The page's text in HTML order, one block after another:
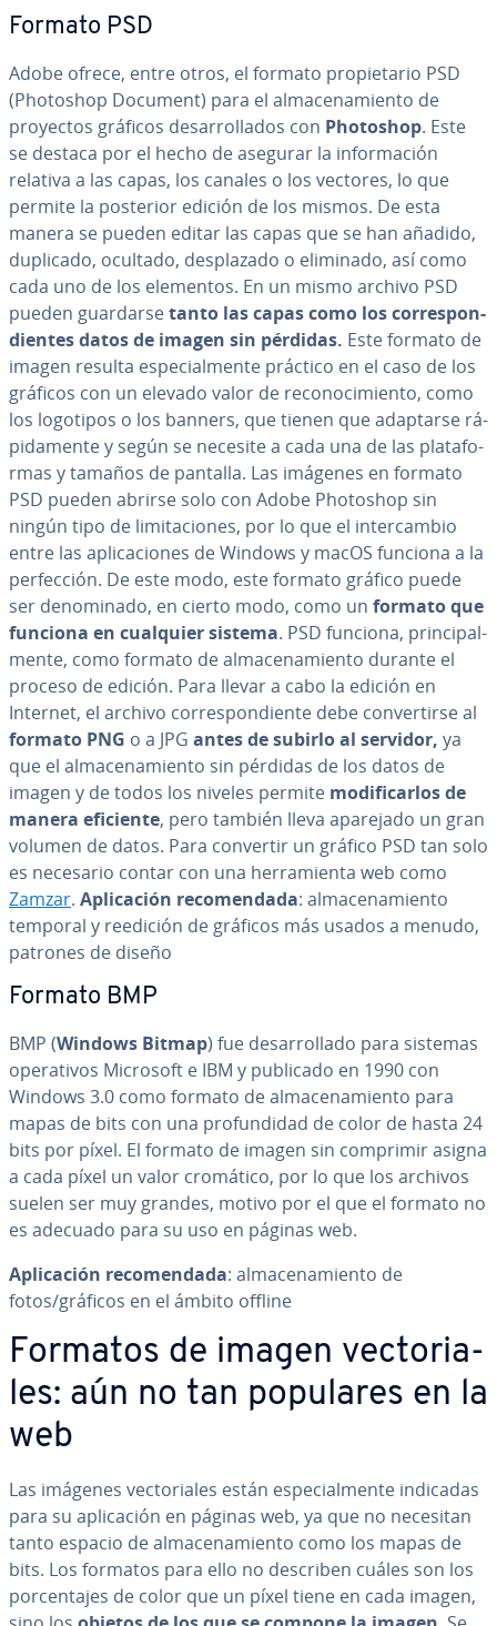
Formato PSD
Adobe ofrece, entre otros, el formato pro­pie­ta­rio PSD
(Photoshop Document) para el al­ma­ce­na­mie­n­to de
proyectos gráficos de­sa­rro­lla­dos con Photoshop. Este
se destaca por el hecho de asegurar la in­fo­r­ma­ción
relativa a las capas, los canales o los vectores, lo que
permite la posterior edición de los mismos. De esta
manera se pueden editar las capas que se han añadido,
duplicado, ocultado, de­s­pla­za­do o eliminado, así como
cada uno de los elementos. En un mismo archivo PSD
pueden guardarsetanto las capas como los co­rre­s­po­n­
die­n­tes datos de imagen sin pérdidas. Este formato de
imagen resulta es­pe­cia­l­me­n­te práctico en el caso de los
gráficos con un elevado valor de re­co­no­ci­mie­n­to, como
los logotipos o los banners, que tienen que adaptarse rá­
pi­da­me­n­te y según se necesite a cada una de las pla­ta­fo­
r­mas y tamaños de pantalla. Las imágenes en formato
PSD pueden abrirse solo con Adobe Photoshop sin
ningún tipo de li­mi­ta­cio­nes, por lo que el in­te­r­ca­m­bio
entre las apli­ca­cio­nes de Windows y macOS funciona a la
pe­r­fe­c­ción. De este modo, este formato gráfico puede
ser de­no­mi­na­do, en cierto modo, como un formato que
funciona en cualquier sistema. PSD funciona, pri­n­ci­pa­l­
me­n­te, como formato de al­ma­ce­na­mie­n­to durante el
proceso de edición. Para llevar a cabo la edición en
Internet, el archivo co­rre­s­po­n­die­n­te debe co­n­ve­r­ti­r­se al
formato PNG o a JPG antes de subirlo al servidor, ya
que el al­ma­ce­na­mie­n­to sin pérdidas de los datos de
imagen y de todos los niveles permite mo­di­fi­car­los de
manera eficiente, pero también lleva aparejado un gran
volumen de datos. Para convertir un gráfico PSD tan solo
es necesario contar con una he­rra­mie­n­ta web como
Zamzar. Apli­ca­ción re­co­me­n­da­da: al­ma­ce­na­mie­n­to
temporal y reedición de gráficos más usados a menudo,
patrones de diseño
Formato BMP
BMP (Windows Bitmap) fue de­sa­rro­lla­do para sistemas
ope­ra­ti­vos Microsoft e IBM y publicado en 1990 con
Windows 3.0 como formato de al­ma­ce­na­mie­n­to para
mapas de bits con una pro­fu­n­di­dad de color de hasta 24
bits por píxel. El formato de imagen sin comprimir asigna
a cada píxel un valor cromático, por lo que los archivos
suelen ser muy grandes, motivo por el que el formato no
es adecuado para su uso en páginas web.
Apli­ca­ción re­co­me­n­da­da: al­ma­ce­na­mie­n­to de
fotos/gráficos en el ámbito offline
Formatos de imagen ve­c­to­ria­
les: aún no tan populares en la
web
Las imágenes ve­c­to­ria­les están es­pe­cia­l­me­n­te indicadas
para su apli­ca­ción en páginas web, ya que no necesitan
tanto espacio de al­ma­ce­na­mie­n­to como los mapas de
bits. Los formatos para ello no describen cuáles son los
po­r­ce­n­ta­jes de color que un píxel tiene en cada imagen,